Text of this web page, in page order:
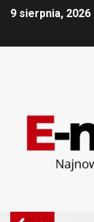
9 sierpnia, 2026